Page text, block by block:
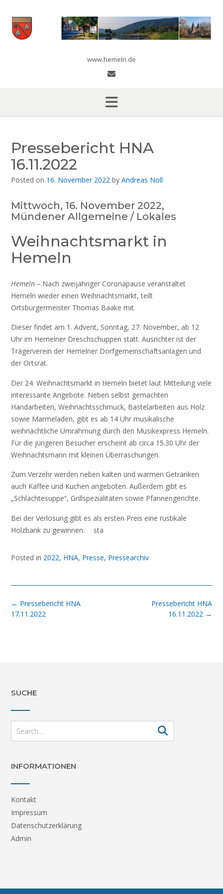
content
www.hemeln.de
Pressebericht HNA
16.11.2022
Posted on 16. November 2022 by Andreas Noll
Mittwoch, 16. November 2022,
Mündener Allgemeine / Lokales
Weihnachtsmarkt in
Hemeln
Hemeln – Nach zweijähriger Coronapause veranstaltet
Hemeln wieder einen Weihnachtsmarkt, teilt
Ortsbürgermeister Thomas Baake mit.
Dieser findet am 1. Advent, Sonntag, 27. November, ab 12
Uhr im Hemelner Dreschschuppen statt. Ausrichter ist der
Trägerverein der Hemelner Dorfgemeinschaftsanlagen und
der Ortsrat.
Der 24. Weihnachtsmarkt in Hemeln bietet laut Mitteilung viele
interessante Angebote. Neben selbst gemachten
Handarbeiten, Weihnachtsschmuck, Bastelarbeiten aus Holz
sowie Marmeladen, gibt es ab 14 Uhr musikalische
weihnachtliche Umrahmung durch den Musikexpress Hemeln.
Für die jüngeren Besucher erscheint ab circa 15.30 Uhr der
Weihnachtsmann mit kleinen Überraschungen.
Zum Verzehr werden neben kalten und warmen Getränken
auch Kaffee und Kuchen angeboten. Außerdem gibt es
„Schlachtesuppe“, Grillspezialitäten sowie Pfannengerichte.
Bei der Verlosung gibt es als ersten Preis eine rustikale
Holzbank zu gewinnen. sta
Posted in 2022, HNA, Presse, Pressearchiv
Post
navigation
Pressebericht HNA
16.11.2022 →
← Pressebericht HNA
17.11.2022
SUCHE
INFORMATIONEN
Kontakt
Impressum
Datenschutzerklärung
Admin